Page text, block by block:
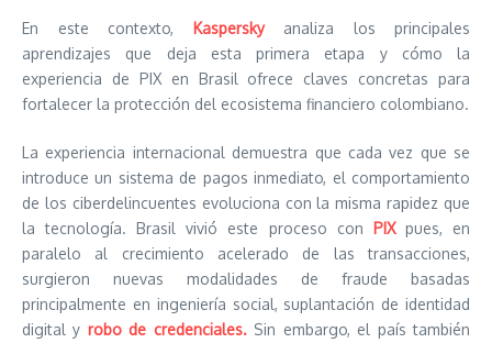
En este contexto, Kasperskyanaliza los principales
aprendizajes que deja esta primera etapa y cómo la
experiencia de PIX en Brasil ofrece claves concretas para
fortalecer la protección del ecosistema financiero colombiano.
La experiencia internacional demuestra que cada vez que se
introduce un sistema de pagos inmediato, el comportamiento
de los ciberdelincuentes evoluciona con la misma rapidez que
la tecnología. Brasil vivió este proceso con
PIX pues, en
paralelo al crecimiento acelerado de las transacciones,
surgieron nuevas modalidades de fraude basadas
principalmente en ingeniería social, suplantación de identidad
digital y robo de credenciales.Sin embargo, el país también